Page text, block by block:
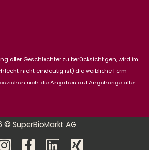
aller Geschlechter zu berücksichtigen, wird im
nicht eindeutig ist) die weibliche Form
sich die Angaben auf Angehörige aller
© SuperBioMarkt AG